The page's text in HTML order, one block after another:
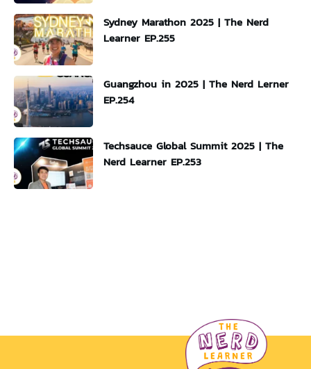
Sydney Marathon 2025 | The Nerd
Learner EP.255
Guangzhou in 2025 | The Nerd Lerner
EP.254
Techsauce Global Summit 2025 | The
Nerd Learner EP.253